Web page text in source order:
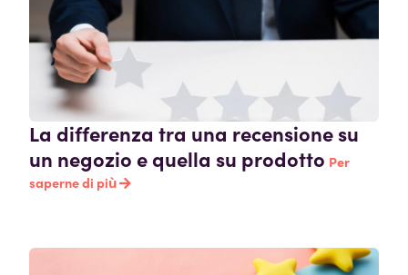
La differenza tra una recensione su
un negozio e quella su prodotto Per
saperne di più